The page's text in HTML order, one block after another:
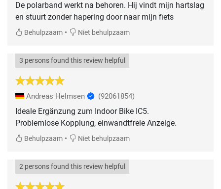
De polarband werkt na behoren. Hij vindt mijn hartslag
en stuurt zonder hapering door naar mijn fiets
Behulpzaam • Niet behulpzaam
3 persons found this review helpful
Andreas Helmsen (92061854)
Ideale Ergänzung zum Indoor Bike IC5.
Problemlose Kopplung, einwandtfreie Anzeige.
Behulpzaam • Niet behulpzaam
2 persons found this review helpful